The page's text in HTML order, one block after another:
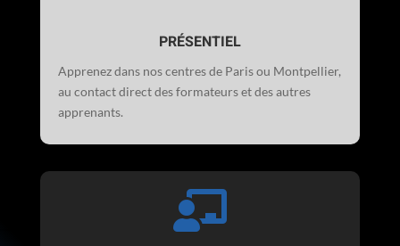
PRÉSENTIEL
Apprenez dans nos centres de Paris ou Montpellier,
au contact direct des formateurs et des autres
apprenants.
